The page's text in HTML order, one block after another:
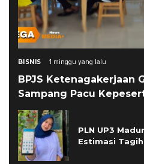
BISNIS 1 minggu yang lalu
BPJS Ketenagakerjaan
Sampang Pacu
PLN UP3
Estimasi